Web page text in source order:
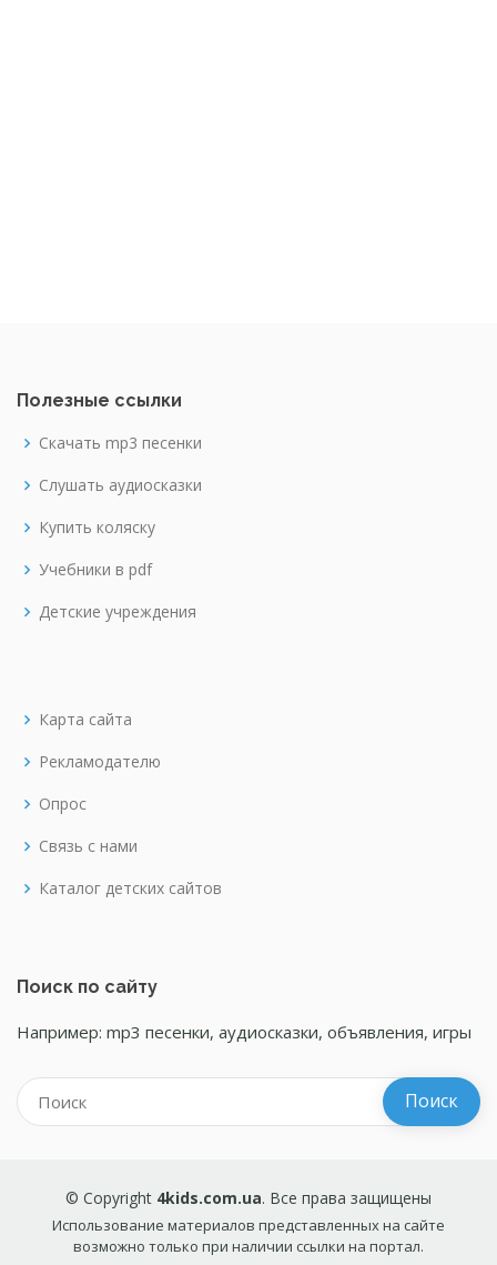
Полезные ссылки
Скачать mp3 песенки
Слушать аудиосказки
Купить коляску
Учебники в pdf
Детские учреждения
Карта сайта
Рекламодателю
Опрос
Связь с нами
Каталог детских сайтов
Поиск по сайту
Например: mp3 песенки, аудиосказки, объявления, игры
© Copyright 4kids.com.ua. Все права защищены
Использование материалов представленных на сайте
возможно только при наличии ссылки на портал.